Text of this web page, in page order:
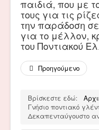
παιδιά, που με
τους για τις
την παράδοση
για το μέλλον,
του Ποντιακού
Προηγούμενο
Βρίσκεστε εδώ:
Γνήσιο ποντιακό
Δεκαπενταύγουστο